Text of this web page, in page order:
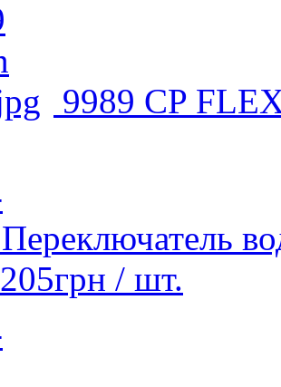
9989 СP
Переключатель
205грн / шт.